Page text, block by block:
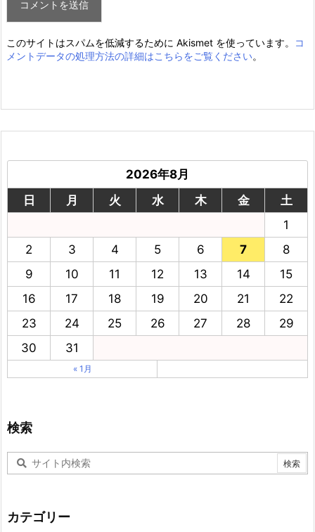
このサイトはスパムを低減するために Akismet を使っています。
コ
メントデータの処理方法の詳細はこちらをご覧ください。
2026年8月
日
月 火 水 木 金
土
1
2
3 4 5 6 7
8
9
10 11 12 13 14
15
16
17 18 19 20 21
22
23
24 25 26 27 28
29
30
31
« 1月
検索
カテゴリー